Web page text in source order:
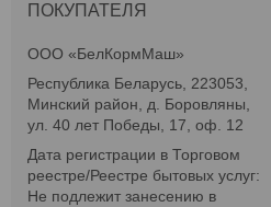
ПОКУПАТЕЛЯ
ООО «БелКормМаш»
Республика Беларусь, 223053,
Минский район, д. Боровляны,
ул. 40 лет Победы, 17, оф. 12
Дата регистрации в Торговом
реестре/Реестре бытовых услуг:
Не подлежит занесению в